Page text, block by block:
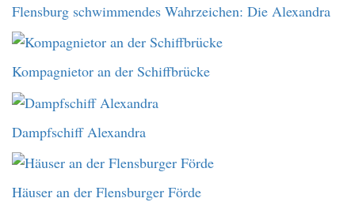
Flensburg schwimmendes Wahrzeichen: Die Alexandra
Kompagnietor an der Schiffbrücke
Dampfschiff Alexandra
Häuser an der Flensburger Förde